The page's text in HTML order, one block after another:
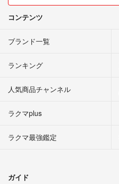
コンテンツ
ブランド一覧
ランキング
人気商品チャンネル
ラクマplus
ラクマ最強鑑定
ガイド